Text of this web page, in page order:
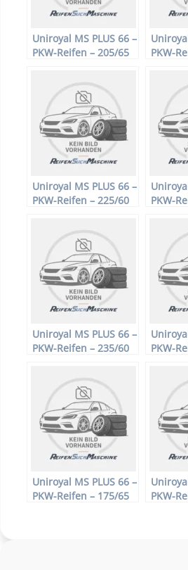
Uniroyal MS PLUS 66 –
PKW-Reifen – 205/65
Winterreifen
PKW-
Uniroyal MS PLUS 66 –
PKW-Reifen – 225/60
Winterreifen
PKW-
Uniroyal MS PLUS 66 –
PKW-Reifen – 235/60
Winterreifen
PKW-
Uniroyal MS PLUS 66 –
PKW-Reifen – 175/65
PKW-